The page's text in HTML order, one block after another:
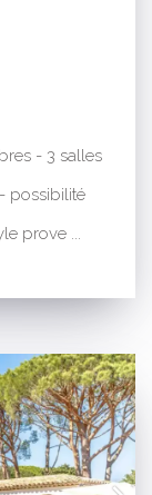
- 3 salles
possibilité
prove ...